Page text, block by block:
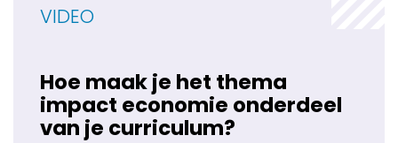
VIDEO
Hoe maak je het thema
impact economie onderdeel
van je curriculum?